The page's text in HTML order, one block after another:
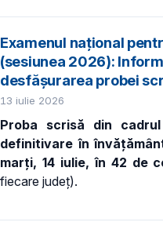
Examenul național
(sesiunea 2026):
desfășurarea probei
13 iulie 2026
Proba scrisă din
definitivare în
marți, 14 iulie, în 42 de
fiecare județ).